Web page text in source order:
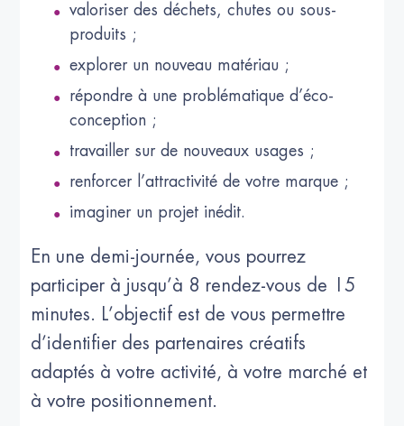
valoriser des déchets, chutes ou sous-
produits ;
explorer un nouveau matériau ;
répondre à une problématique d’éco-
conception ;
travailler sur de nouveaux usages ;
renforcer l’attractivité de votre marque ;
imaginer un projet inédit.
En une demi-journée, vous pourrez
participer à jusqu’à 8 rendez-vous de 15
minutes. L’objectif est de vous permettre
d’identifier des partenaires créatifs
adaptés à votre activité, à votre marché et
à votre positionnement.